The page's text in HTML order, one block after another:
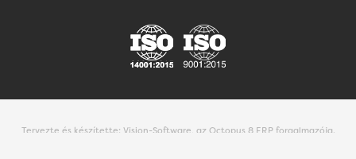
Tervezte és készítette: Vision-Software, az Octopus 8 ERP forgalmazója.